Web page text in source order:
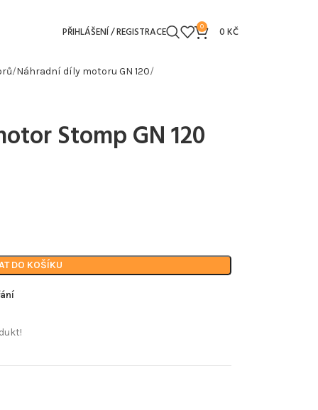
PŘIHLÁŠENÍ / REGISTRACE 0 0KČ
Náhradní díly motoru GN 120
Stomp GN 120
DO KOŠÍKU